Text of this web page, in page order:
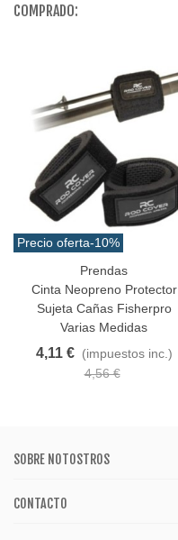
COMPRADO:
Precio oferta-10%
Prendas
Cinta Neopreno Protector
Sujeta Cañas Fisherpro
Varias Medidas
4,11 € (impuestos inc.)
4,56 €
SOBRE NOTOSTROS
CONTACTO